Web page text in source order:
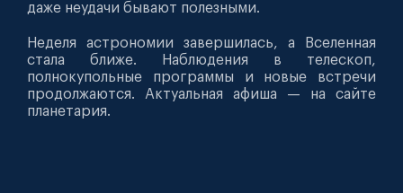
даже неудачи бывают полезными.
Неделя астрономии завершилась, а Вселенная
стала ближе. Наблюдения в телескоп,
полнокупольные программы и новые встречи
продолжаются. Актуальная афиша — на сайте
планетария.